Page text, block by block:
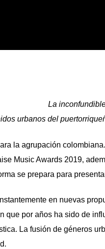
La
urbanos del
la agrupación
Music Awards 2019,
se prepara para
en nuevas
que por años ha sido de
La fusión de géneros